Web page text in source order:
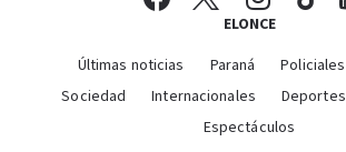
ELONCE
Últimas noticias Paraná Policiales
Sociedad
Internacionales Deportes
Espectáculos